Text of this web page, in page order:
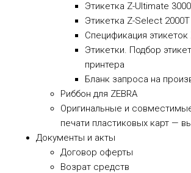
Этикетка Z-Ultimate
Этикетка Z-Select 2000T
Спецификация этикеток
Этикетки. Подбор
принтера
Бланк запроса на
Риббон для ZEBRA
Оригинальные и
печати пластиковых карт —
Документы и акты
​Договор оферты
Возрат средств